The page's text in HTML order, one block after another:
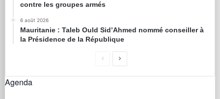
contre les groupes armés
6 août 2026
Mauritanie : Taleb Ould Sid’Ahmed nommé conseiller à
la Présidence de la République
Agenda